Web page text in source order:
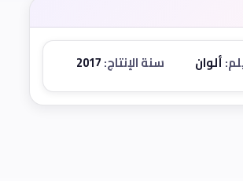
ألوان سنة الإنتاج: